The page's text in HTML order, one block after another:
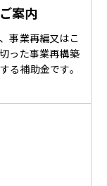
案内
事業再編又はこ
った事業再構築
る補助金です。